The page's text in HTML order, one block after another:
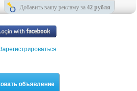
объявление
Добавить вашу рекламу за 42 рубля